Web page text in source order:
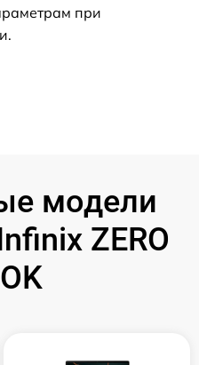
при
модели
ZERO